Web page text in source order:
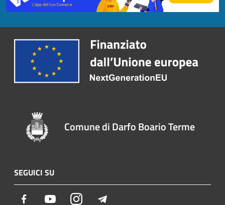
Comune di Darfo Boario Terme
SEGUICI SU
Facebook YoutubeInstagram